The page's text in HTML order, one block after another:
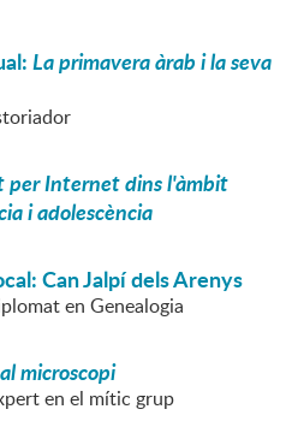
La primavera àrab i la seva
per Internet dins l'àmbit
i adolescència
Can Jalpí dels Arenys
en Genealogia
microscopi
en el mític grup